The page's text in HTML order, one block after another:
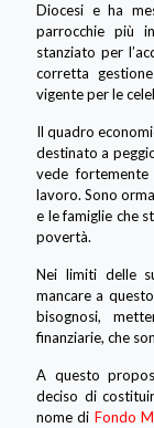
Diocesi e ha
parrocchie più
stanziato per
corretta
vigente per le
Il quadro
destinato a
vede
lavoro. Sono
e le famiglie che
povertà.
Nei limiti delle
mancare a
bisognosi,
finanziarie, che
A questo
deciso di
nome di Fondo